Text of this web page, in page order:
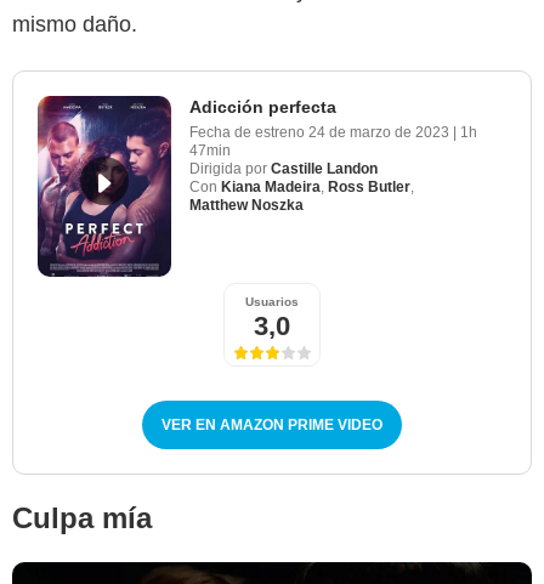
mismo daño.
Adicción perfecta
Fecha de estreno 24 de marzo de 2023
1h
47min
Dirigida por Castille Landon
Con Kiana Madeira, Ross Butler,
Matthew Noszka
Usuarios
3,0
VER EN AMAZON PRIME VIDEO
Culpa mía